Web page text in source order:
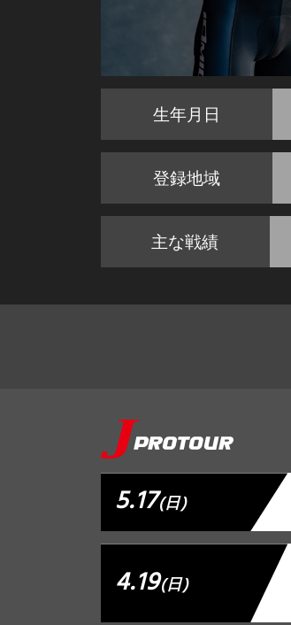
生年月日
登録地域
主な戦績
5.17(日)
4.19(日)